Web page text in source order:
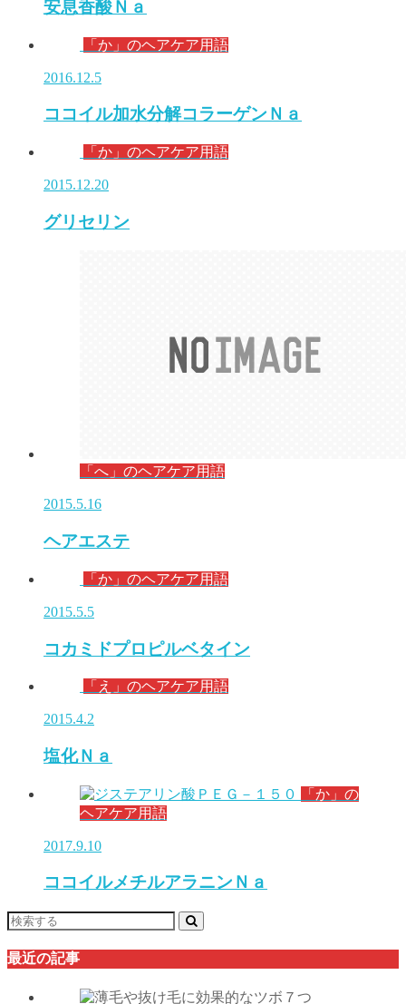
安息香酸Ｎａ
「か」のヘアケア用語
2016.12.5
ココイル加水分解コラーゲンＮａ
「か」のヘアケア用語
2015.12.20
グリセリン
「へ」のヘアケア用語
2015.5.16
ヘアエステ
「か」のヘアケア用語
2015.5.5
コカミドプロピルベタイン
「え」のヘアケア用語
2015.4.2
塩化Ｎａ
「か」の
ヘアケア用語
2017.9.10
ココイルメチルアラニンＮａ
最近の記事